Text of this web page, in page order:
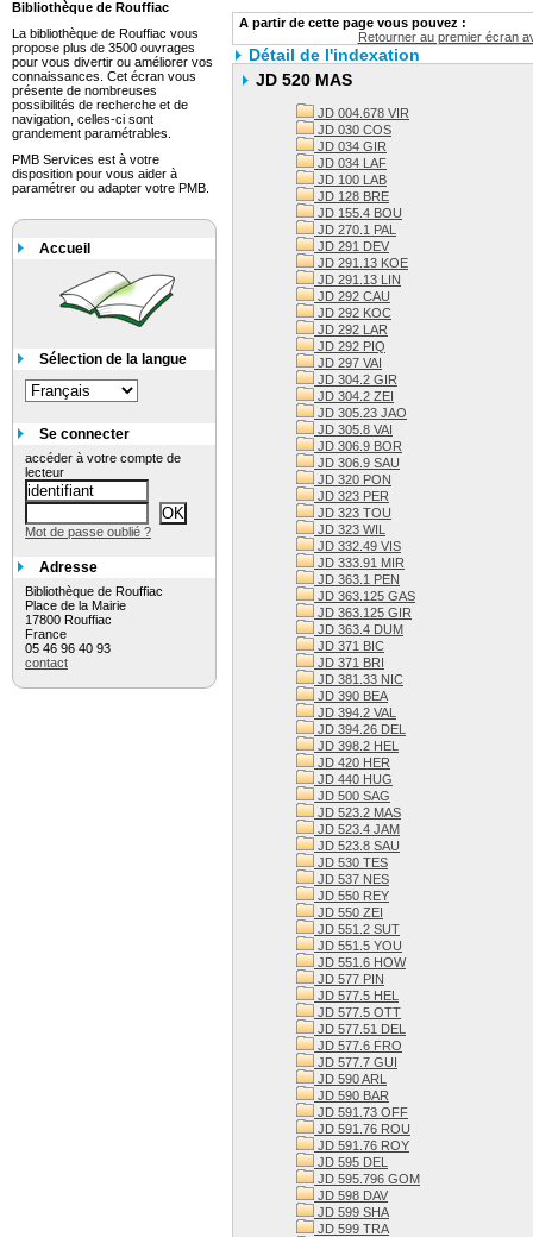
A partir de cette page vous pouvez :
Retourner au premier écran
Détail de l'indexation
JD 520 MAS
JD 004.678 VIR
JD 030 COS
JD 034 GIR
JD 034 LAF
JD 100 LAB
JD 128 BRE
JD 155.4 BOU
JD 270.1 PAL
JD 291 DEV
JD 291.13 KOE
JD 291.13 LIN
JD 292 CAU
JD 292 KOC
JD 292 LAR
JD 292 PIQ
JD 297 VAI
JD 304.2 GIR
JD 304.2 ZEI
JD 305.23 JAO
JD 305.8 VAI
JD 306.9 BOR
JD 306.9 SAU
JD 320 PON
JD 323 PER
JD 323 TOU
JD 323 WIL
JD 332.49 VIS
JD 333.91 MIR
JD 363.1 PEN
JD 363.125 GAS
JD 363.125 GIR
JD 363.4 DUM
JD 371 BIC
JD 371 BRI
JD 381.33 NIC
JD 390 BEA
JD 394.2 VAL
JD 394.26 DEL
JD 398.2 HEL
JD 420 HER
JD 440 HUG
JD 500 SAG
JD 523.2 MAS
JD 523.4 JAM
JD 523.8 SAU
JD 530 TES
JD 537 NES
JD 550 REY
JD 550 ZEI
JD 551.2 SUT
JD 551.5 YOU
JD 551.6 HOW
JD 577 PIN
JD 577.5 HEL
JD 577.5 OTT
JD 577.51 DEL
JD 577.6 FRO
JD 577.7 GUI
JD 590 ARL
JD 590 BAR
JD 591.73 OFF
JD 591.76 ROU
JD 591.76 ROY
JD 595 DEL
JD 595.796 GOM
JD 598 DAV
JD 599 SHA
JD 599 TRA
Bibliothèque de Rouffiac
La bibliothèque de Rouffiac vous
propose plus de 3500 ouvrages
pour vous divertir ou améliorer vos
connaissances. Cet écran vous
présente de nombreuses
possibilités de recherche et de
navigation, celles-ci sont
grandement paramétrables.
PMB Services est à votre
disposition pour vous aider à
paramétrer ou adapter votre PMB.
Accueil
Sélection de la langue
Se connecter
accéder à votre compte de
lecteur
Mot de passe oublié ?
Adresse
Bibliothèque de Rouffiac
Place de la Mairie
17800 Rouffiac
France
05 46 96 40 93
contact